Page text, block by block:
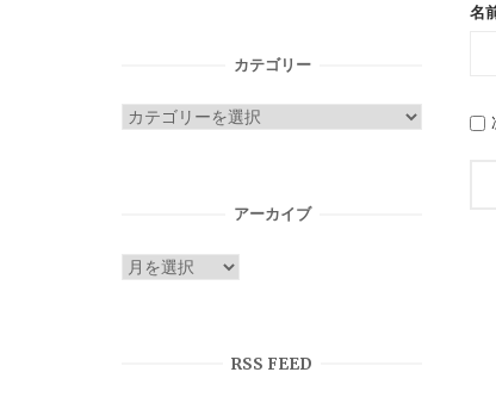
名
カテゴリー
カ
アーカイブ
ア
RSS FEED